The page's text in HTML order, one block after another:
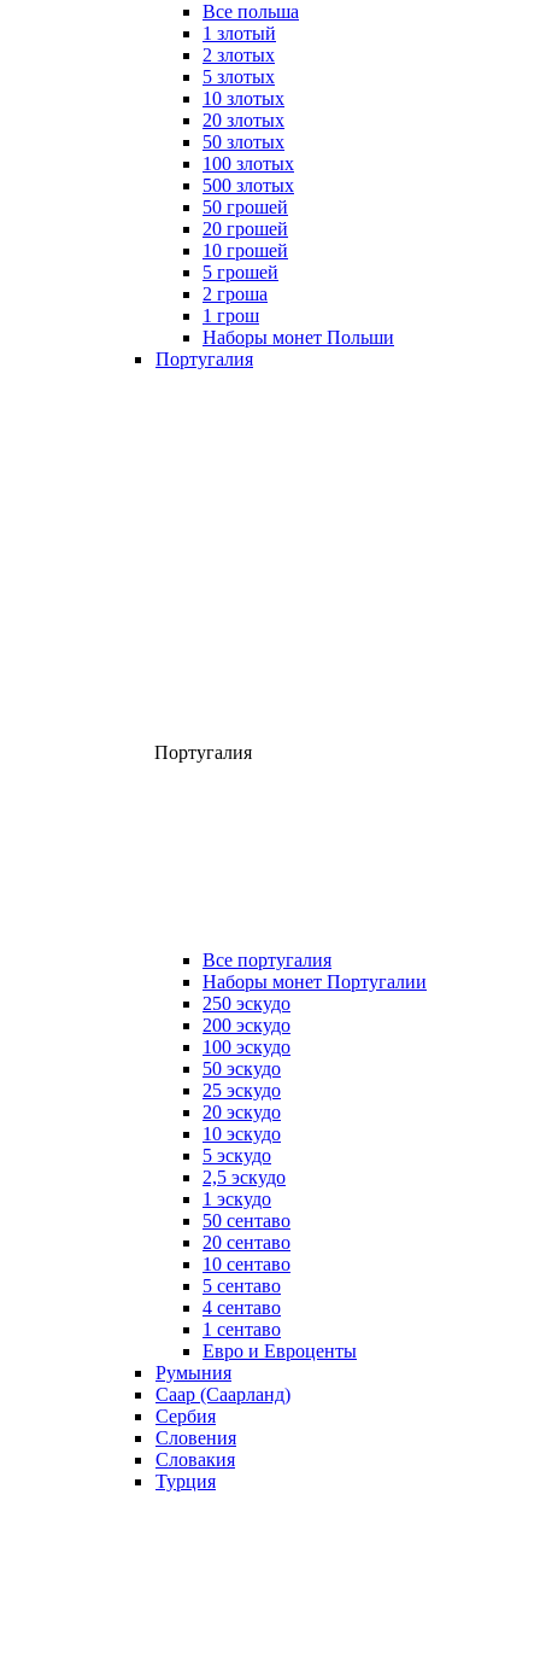
Все польша
1 злотый
2 злотых
5 злотых
10 злотых
20 злотых
50 злотых
100 злотых
500 злотых
50 грошей
20 грошей
10 грошей
5 грошей
2 гроша
1 грош
Наборы монет Польши
Португалия
Португалия
Все португалия
Наборы монет Португалии
250 эскудо
200 эскудо
100 эскудо
50 эскудо
25 эскудо
20 эскудо
10 эскудо
5 эскудо
2,5 эскудо
1 эскудо
50 сентаво
20 сентаво
10 сентаво
5 сентаво
4 сентаво
1 сентаво
Евро и Евроценты
Румыния
Саар (Саарланд)
Сербия
Словения
Словакия
Турция